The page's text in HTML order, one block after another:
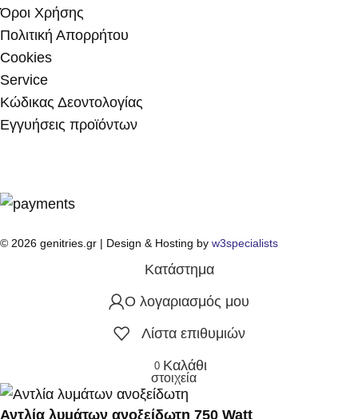
Όροι Χρήσης
Πολιτική Απορρήτου
Cookies
Service
Κώδικας Δεοντολογίας
Εγγυήσεις προϊόντων
© 2026 genitries.gr | Design & Hosting by w3specialists
Κατάστημα
Ο λογαριασμός μου
Λίστα επιθυμιών
0
στοιχεία
Καλάθι
Αντλία λυμάτων ανοξείδωτη 750 Watt